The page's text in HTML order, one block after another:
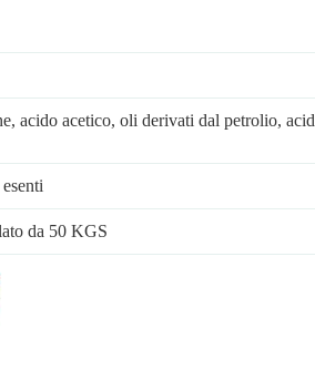
acido acetico, oli derivati ​​dal petrolio,
da 50 KGS